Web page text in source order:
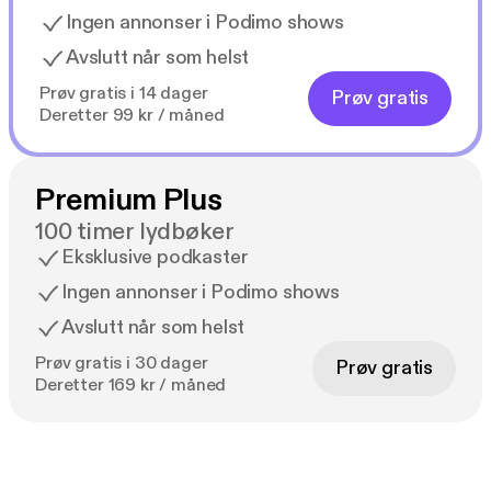
Ingen annonser i Podimo shows
Avslutt når som helst
Prøv gratis i 14 dager
Deretter 99 kr / måned
Prøv gratis
Premium Plus
100 timer lydbøker
Eksklusive podkaster
Ingen annonser i Podimo shows
Avslutt når som helst
Prøv gratis i 30 dager
Deretter 169 kr / måned
Prøv gratis